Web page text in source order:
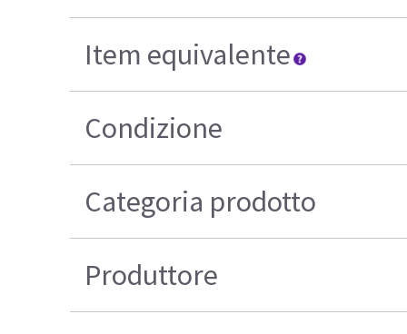
Item equivalente
Condizione
Categoria prodotto
Produttore